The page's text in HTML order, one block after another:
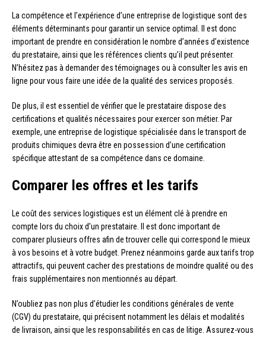
La compétence et l’expérience d’une entreprise de logistique sont des
éléments déterminants pour garantir un service optimal. Il est donc
important de prendre en considération le nombre d’années d’existence
du prestataire, ainsi que les références clients qu’il peut présenter.
N’hésitez pas à demander des témoignages ou à consulter les avis en
ligne pour vous faire une idée de la qualité des services proposés.
De plus, il est essentiel de vérifier que le prestataire dispose des
certifications et qualités nécessaires pour exercer son métier. Par
exemple, une entreprise de logistique spécialisée dans le transport de
produits chimiques devra être en possession d’une certification
spécifique attestant de sa compétence dans ce domaine.
Comparer les offres et les tarifs
Le coût des services logistiques est un élément clé à prendre en
compte lors du choix d’un prestataire. Il est donc important de
comparer plusieurs offres afin de trouver celle qui correspond le mieux
à vos besoins et à votre budget. Prenez néanmoins garde aux tarifs trop
attractifs, qui peuvent cacher des prestations de moindre qualité ou des
frais supplémentaires non mentionnés au départ.
N’oubliez pas non plus d’étudier les conditions générales de vente
(CGV) du prestataire, qui précisent notamment les délais et modalités
de livraison, ainsi que les responsabilités en cas de litige. Assurez-vous